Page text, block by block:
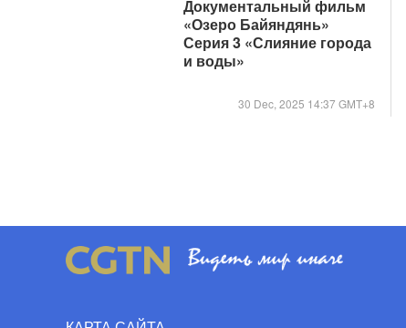
Документальный фильм
«Озеро Байяндянь»
Серия 3 «Слияние города
и воды»
30 Dec, 2025 14:37 GMT+8